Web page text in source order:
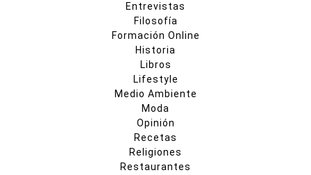
Entrevistas
Filosofía
Formación Online
Historia
Libros
Lifestyle
Medio Ambiente
Moda
Opinión
Recetas
Religiones
Restaurantes